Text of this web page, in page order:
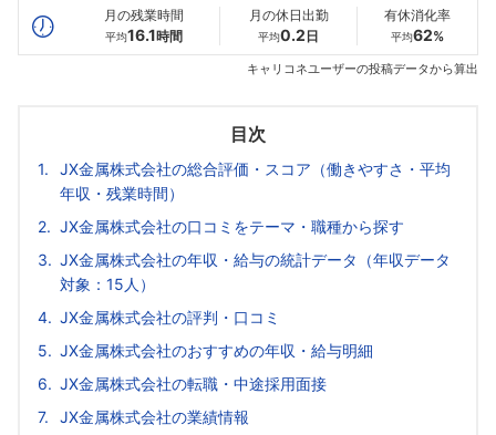
月の残業時間
平均16.1時間
月の休日出勤
平均0.2 日
有休消化率
平均62%
キャリコネユーザーの投稿データから算出
目次
JX金属株式会社の総合評価・スコア（働きやすさ・平均
年収・残業時間）
JX金属株式会社の口コミをテーマ・職種から探す
JX金属株式会社の年収・給与の統計データ（年収データ
対象：15人）
JX金属株式会社の評判・口コミ
JX金属株式会社のおすすめの年収・給与明細
JX金属株式会社の転職・中途採用面接
JX金属株式会社の業績情報